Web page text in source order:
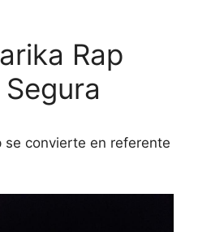
Rap
se convierte en referente